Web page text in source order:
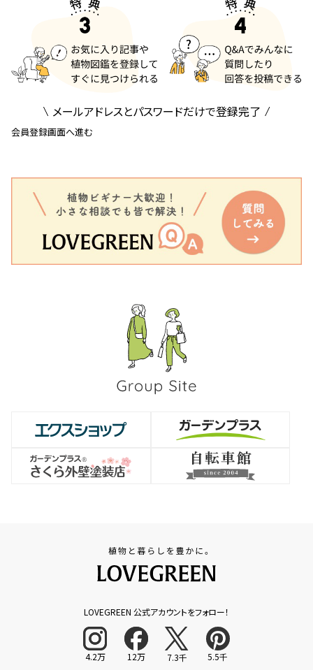
メールアドレスとパスワードだけで登録完了
会員登録画面へ進む
LOVEGREEN 公式アカウントをフォロー！
4.2万 12万 7.3千 5.5千